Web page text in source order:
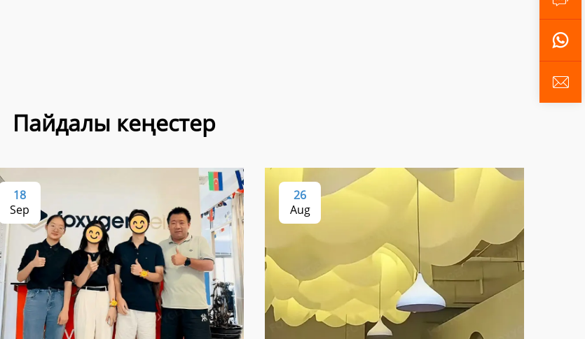
Пайдалы кеңестер
18
Sep
26
Aug